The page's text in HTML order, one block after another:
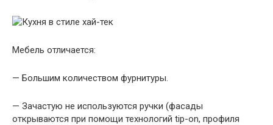
Мебель отличается:
— Большим количеством фурнитуры.
— Зачастую не используются ручки (фасады
открываются при помощи технологий tip-on, профиля